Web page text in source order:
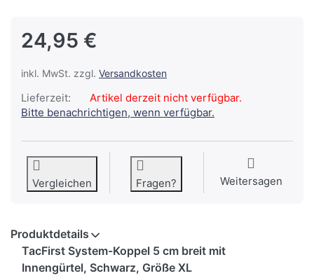
24,95 €
inkl. MwSt. zzgl. Versandkosten
Lieferzeit:
Artikel derzeit nicht verfügbar.
Bitte benachrichtigen, wenn verfügbar.
Vergleichen Fragen? Weitersagen
Produktdetails
TacFirst System-Koppel 5 cm breit mit
Innengürtel, Schwarz, Größe XL